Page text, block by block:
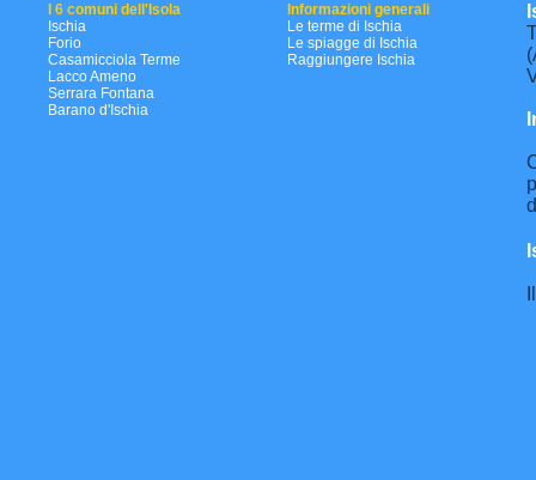
I 6 comuni dell'Isola
Ischia
Forio
Casamicciola Terme
Lacco Ameno
Serrara Fontana
Barano d'Ischia
Informazioni generali
Le terme di Ischia
Le spiagge di Ischia
Raggiungere Ischia